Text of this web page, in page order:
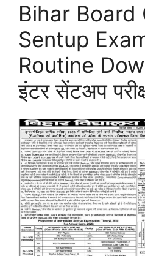
Bihar Board
Sentup
Routine
इंटर सेंटअप